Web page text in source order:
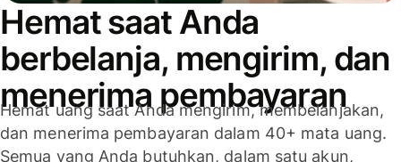
Hemat saat Anda
berbelanja, mengirim, dan
menerima pembayaran
Hemat uang saat Anda mengirim, membelanjakan,
dan menerima pembayaran dalam 40+ mata uang.
Semua yang Anda butuhkan, dalam satu akun,